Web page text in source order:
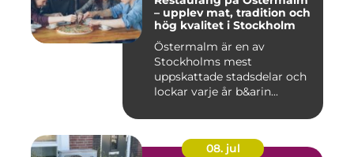
– upplev mat, tradition och
hög kvalitet i Stockholm
Östermalm är en av
Stockholms mest
uppskattade stadsdelar och
lockar varje år b&arin...
08. jul